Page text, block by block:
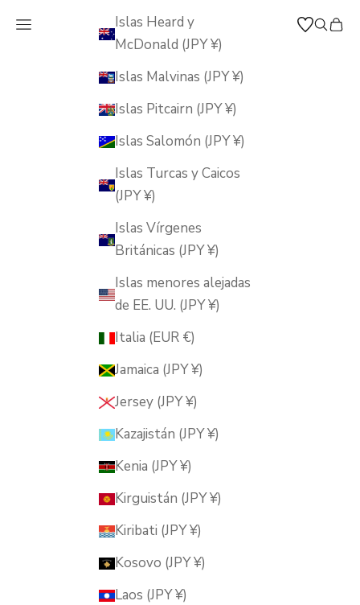
MUSUBI KILN
Abrir menú de navegación Abrir
Islas Heard y
McDonald (JPY ¥)
Islas Malvinas (JPY ¥)
Islas Pitcairn (JPY ¥)
Islas Salomón (JPY ¥)
Islas Turcas y Caicos
(JPY ¥)
Islas Vírgenes
Británicas (JPY ¥)
Islas menores alejadas
de EE. UU. (JPY ¥)
Italia (EUR €)
Jamaica (JPY ¥)
Jersey (JPY ¥)
Kazajistán (JPY ¥)
Kenia (JPY ¥)
Kirguistán (JPY ¥)
Kiribati (JPY ¥)
Kosovo (JPY ¥)
Laos (JPY ¥)